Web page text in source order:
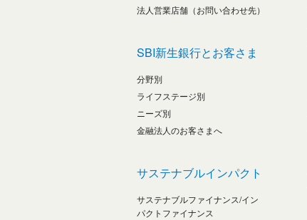
法人営業店舗（お問い合わせ先）
SBI新生銀行とお客さま
分野別
ライフステージ別
ニーズ別
金融法人のお客さまへ
サステナブルインパクト
サステナブルファイナンス/イン
パクトファイナンス